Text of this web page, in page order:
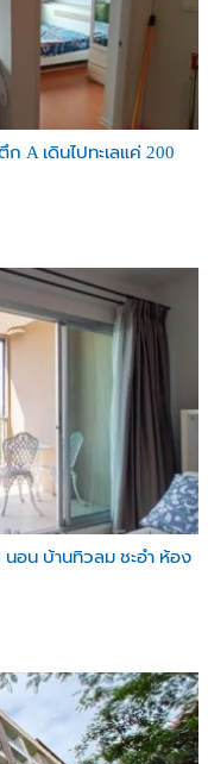
A เดินไปทะเลแค่ 200
นอน บ้านทิวลม ชะอำ ห้อง